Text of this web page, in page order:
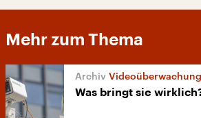
Mehr zum Thema
Videoüberwachung
Was bringt sie